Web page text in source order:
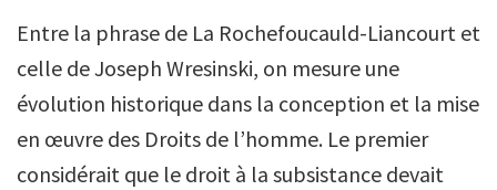
Entre la phrase de La Rochefoucauld-Liancourt et
celle de Joseph Wresinski, on mesure une
évolution historique dans la conception et la mise
en œuvre des Droits de l’homme. Le premier
considérait que le droit à la subsistance devait